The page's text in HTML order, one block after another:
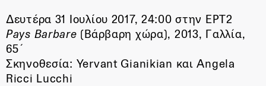
Δευτέρα 31 Ιουλίου 2017, 24:00 στην ΕΡΤ2
Pays Barbare (Βάρβαρη χώρα), 2013, Γαλλία,
65΄
Σκηνοθεσία: Yervant Gianikian και Angela
Ricci Lucchi